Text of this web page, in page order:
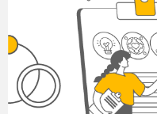
Органи, за
ситуацію
Вид звернення